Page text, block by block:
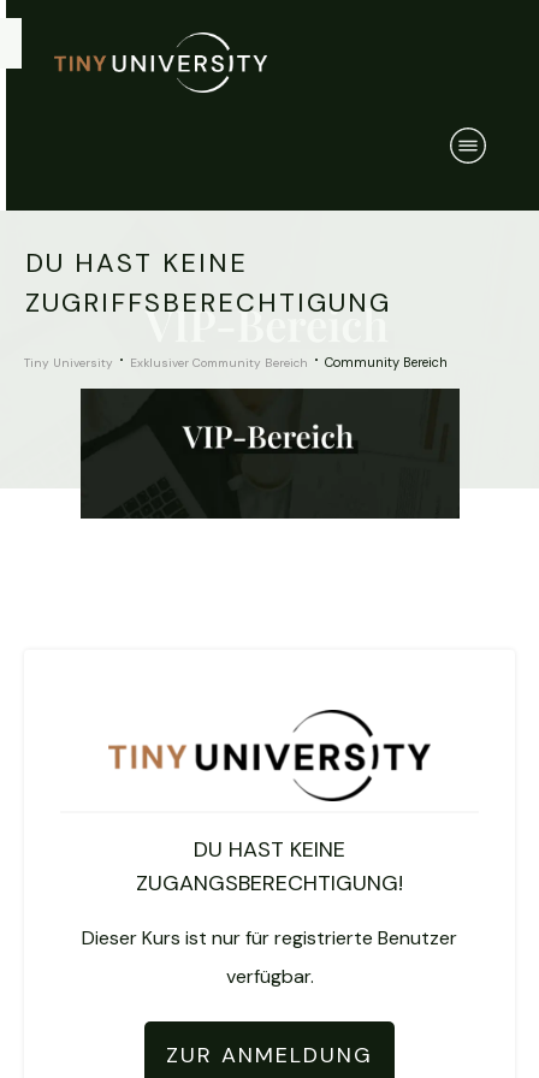
DU HAST KEINE
ZUGRIFFSBERECHTIGUNG
Tiny University Exklusiver Community Bereich Community Bereich
DU HAST KEINE
ZUGANGSBERECHTIGUNG!
Dieser Kurs ist nur für registrierte Benutzer
verfügbar.
ZUR ANMELDUNG